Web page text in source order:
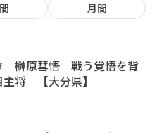
月間
榊原彗悟 戦う覚悟を背
将 【大分県】